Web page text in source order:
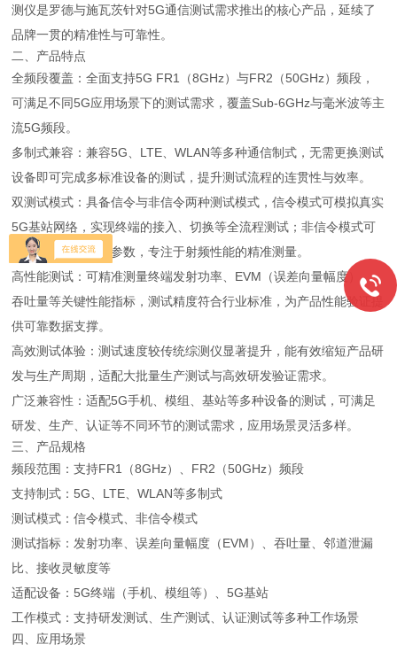
测仪是罗德与施瓦茨针对5G通信测试需求推出的核心产品，延续了
品牌一贯的精准性与可靠性。
二、产品特点
全频段覆盖：全面支持5G FR1（8GHz）与FR2（50GHz）频段，
可满足不同5G应用场景下的测试需求，覆盖Sub-6GHz与毫米波等主
流5G频段。
多制式兼容：兼容5G、LTE、WLAN等多种通信制式，无需更换测试
设备即可完成多标准设备的测试，提升测试流程的连贯性与效率。
双测试模式：具备信令与非信令两种测试模式，信令模式可模拟真实
5G基站网络，实现终端的接入、切换等全流程测试；非信令模式可
直接控制终端射频参数，专注于射频性能的精准测量。
高性能测试：可精准测量终端发射功率、EVM（误差向量幅度）、
吞吐量等关键性能指标，测试精度符合行业标准，为产品性能验证提
供可靠数据支撑。
高效测试体验：测试速度较传统综测仪显著提升，能有效缩短产品研
发与生产周期，适配大批量生产测试与高效研发验证需求。
广泛兼容性：适配5G手机、模组、基站等多种设备的测试，可满足
研发、生产、认证等不同环节的测试需求，应用场景灵活多样。
三、产品规格
频段范围：支持FR1（8GHz）、FR2（50GHz）频段
支持制式：5G、LTE、WLAN等多制式
测试模式：信令模式、非信令模式
测试指标：发射功率、误差向量幅度（EVM）、吞吐量、邻道泄漏
比、接收灵敏度等
适配设备：5G终端（手机、模组等）、5G基站
工作模式：支持研发测试、生产测试、认证测试等多种工作场景
四、应用场景